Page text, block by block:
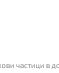
частици в